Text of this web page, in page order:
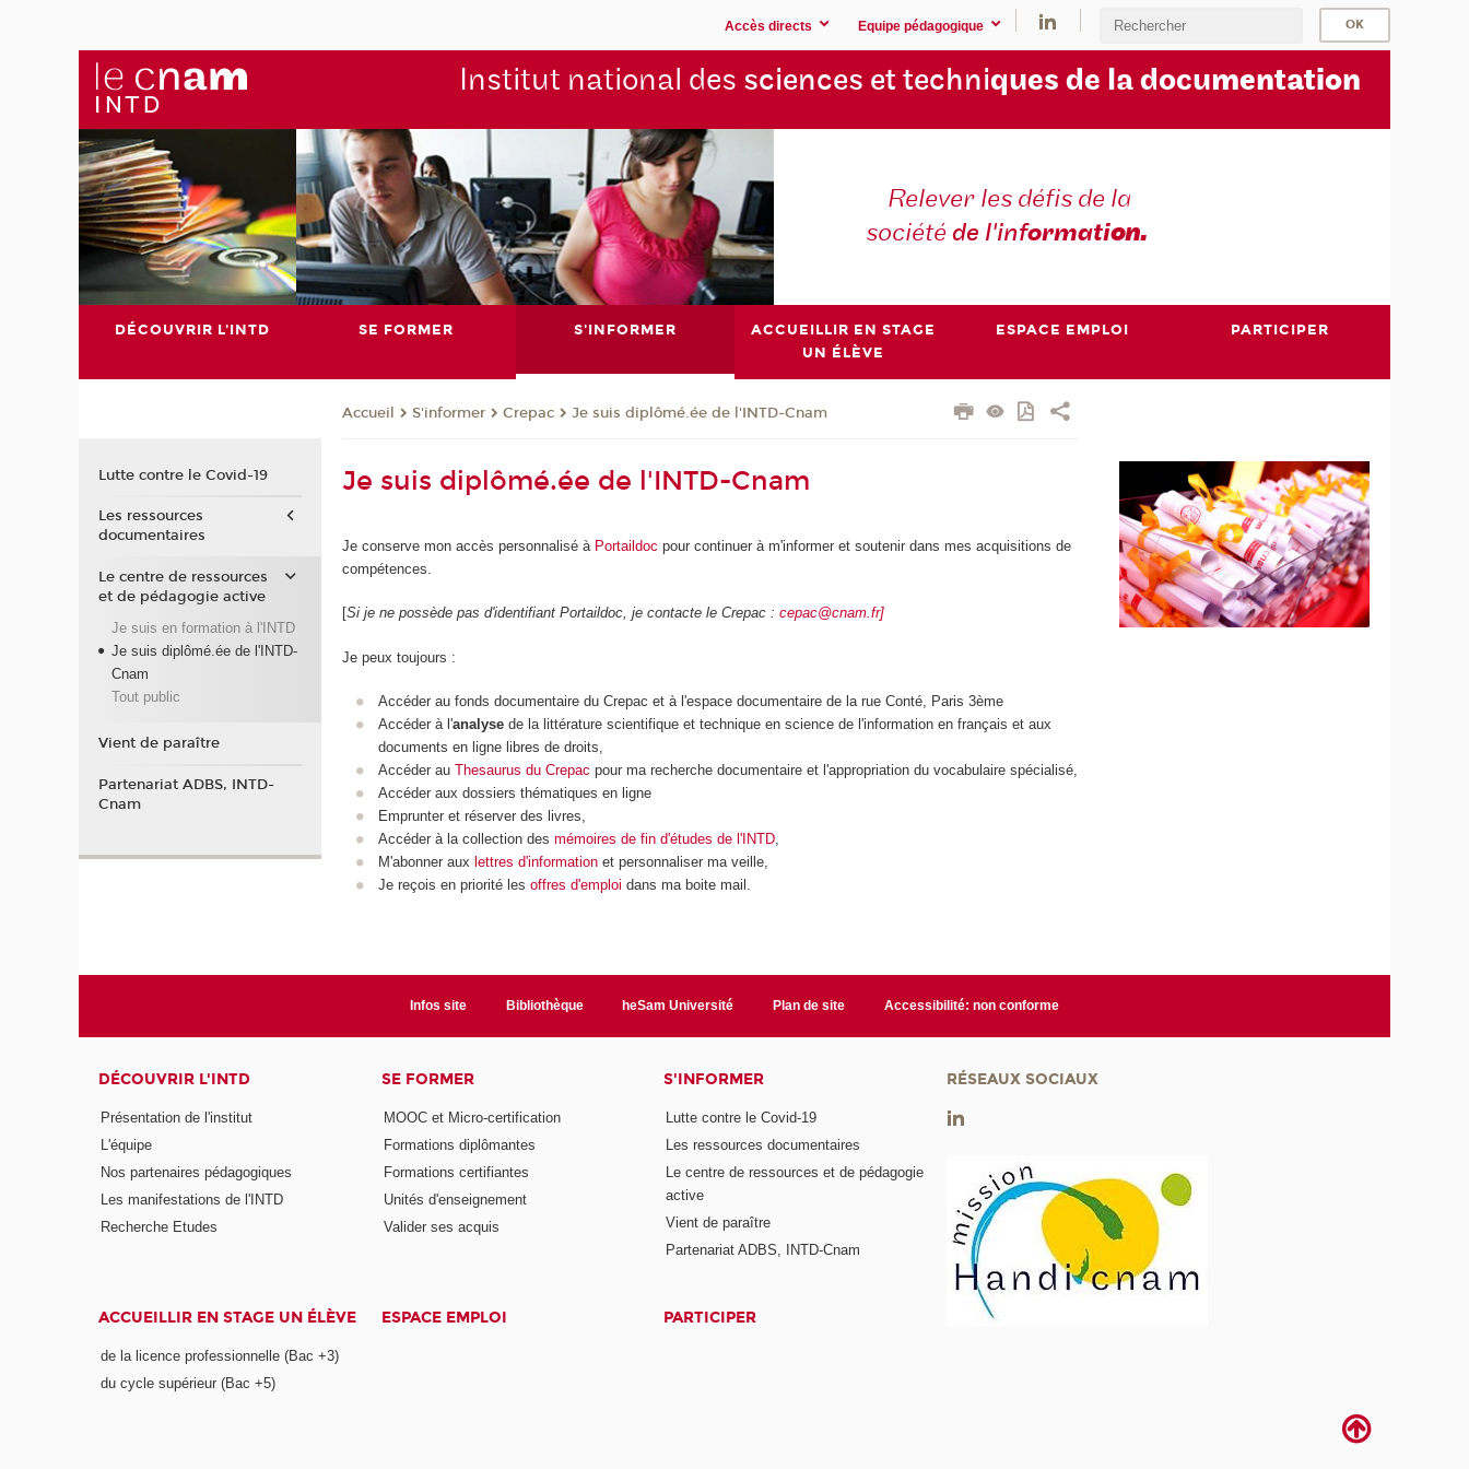
Accès directs Equipe pédagogique
Institut national des sciences et techniques de la documentation
Relever les défis de la
sociétéde l'information.
DÉCOUVRIR L'INTD SE FORMER S'INFORMER
ACCUEILLIR EN STAGE
UN ÉLÈVE
ESPACE EMPLOI PARTICIPER
Accueil S'informer Crepac Je suis diplômé.ée de l'INTD-Cnam
Je suis diplômé.ée de l'INTD-Cnam
Je conserve mon accès personnalisé à Portaildocpour continuer à m'informer et soutenir dans mes acquisitions de
compétences.
[Si je ne possède pas d'identifiant Portaildoc, je contacte le Crepac :cepac@cnam.fr]
Je peux toujours :
Accéder au fonds documentaire du Crepac et à l'espace documentaire de la rue Conté, Paris 3ème
Accéder à l'analysede la littérature scientifique et technique en science de l'information en français et aux
documents en ligne libres de droits,
Accéder au Thesaurus du Crepac pour ma recherche documentaire et l'appropriation du vocabulaire spécialisé,
Accéder aux dossiers thématiques en ligne
Emprunter et réserver des livres,
Accéder à la collection des mémoires de fin d'études de l'INTD,
M'abonner aux lettres d'informationet personnaliser ma veille,
Je reçois en priorité les offres d'emploi dans ma boite mail.
Lutte contre le Covid-19
Les ressources
documentaires
Le centre de ressources
et de pédagogie active
Je suis en formation à l'INTD
Je suis diplômé.ée de l'INTD-
Cnam
Tout public
Vient de paraître
Partenariat ADBS, INTD-
Cnam
Infos site Bibliothèque heSam Université Plan de site Accessibilité: non conforme
DÉCOUVRIR L'INTD
Présentation de l'institut
L'équipe
Nos partenaires pédagogiques
Les manifestations de l'INTD
Recherche Etudes
SE FORMER
MOOC et Micro-certification
Formations diplômantes
Formations certifiantes
Unités d'enseignement
Valider ses acquis
S'INFORMER
Lutte contre le Covid-19
Les ressources documentaires
Le centre de ressources et de pédagogie
active
Vient de paraître
Partenariat ADBS, INTD-Cnam
ACCUEILLIR EN STAGE UN ÉLÈVE
de la licence professionnelle (Bac +3)
du cycle supérieur (Bac +5)
ESPACE EMPLOI PARTICIPER
RÉSEAUX SOCIAUX